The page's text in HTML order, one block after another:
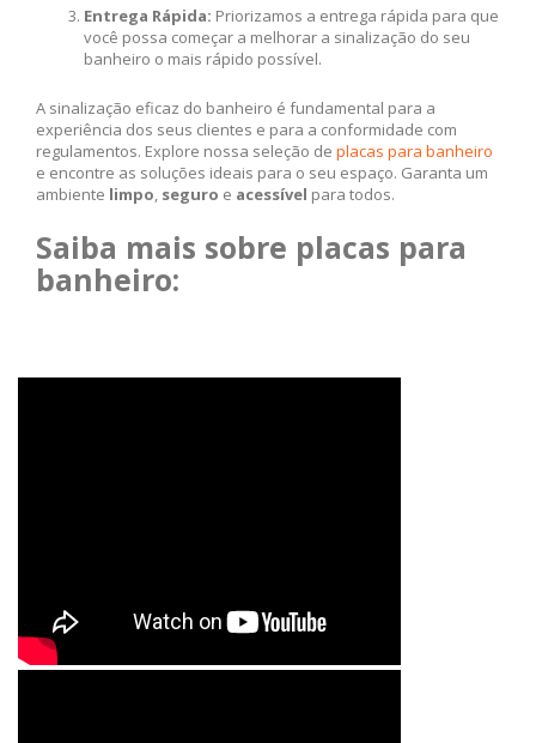
Entrega Rápida: Priorizamos a entrega rápida para que
você possa começar a melhorar a sinalização do seu
banheiro o mais rápido possível.
A sinalização eficaz do banheiro é fundamental para a
experiência dos seus clientes e para a conformidade com
regulamentos. Explore nossa seleção de placas para banheiro
e encontre as soluções ideais para o seu espaço. Garanta um
ambiente limpo, seguro e acessível para todos.
Saiba mais sobre placas para
banheiro: